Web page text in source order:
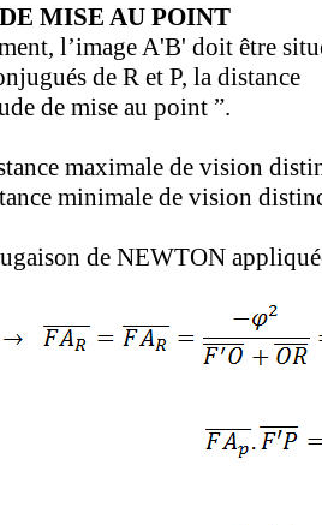
MISE AU POINT
l’image A'B' doit être
de R et P, la distance
de mise au point ”.
maximale de vision
minimale de vision
de NEWTON